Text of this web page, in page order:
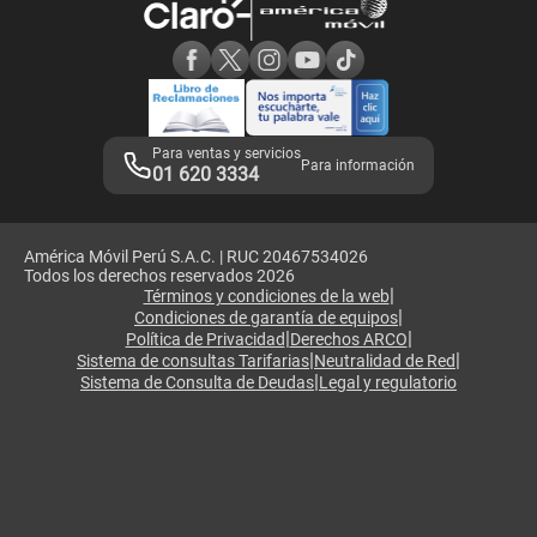
Adquirientes iPhone 6, 6S y SE
Mensaje de Seguridad
Términos y Condiciones de Tienda Claro
Libro de Reclamaciones
Legales de marketplace
Para ventas y servicios
01 620 3334 Para información
América Móvil Perú S.A.C. | RUC 20467534026
Todos los derechos reservados 2026
Términos y condiciones de la web|
Condiciones de garantía de equipos|
Política de Privacidad|Derechos ARCO|
Sistema de consultas Tarifarias|Neutralidad de Red|
Sistema de Consulta de Deudas|Legal y regulatorio